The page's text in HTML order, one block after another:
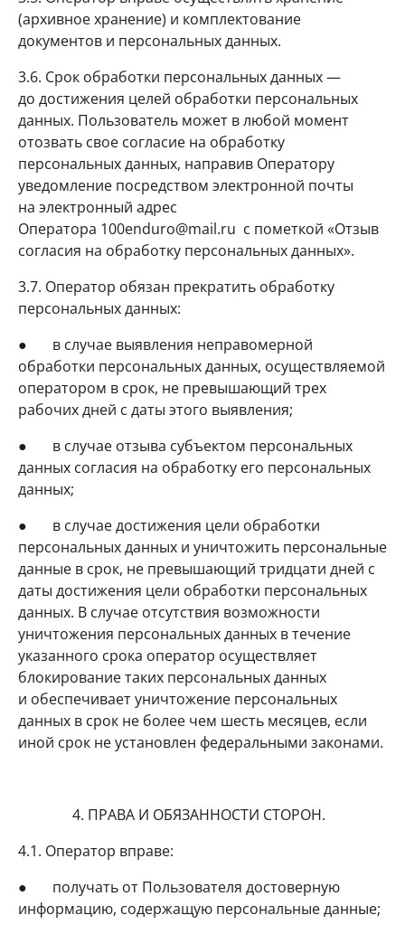
(архивное хранение) и комплектование
документов и персональных данных.
3.6. Срок обработки персональных данных —
до достижения целей обработки персональных
данных. Пользователь может в любой момент
отозвать свое согласие на обработку
персональных данных, направив Оператору
уведомление посредством электронной почты
на электронный адрес
Оператора 100enduro@mail.ru с пометкой «Отзыв
согласия на обработку персональных данных».
3.7. Оператор обязан прекратить обработку
персональных данных:
● в случае выявления неправомерной
обработки персональных данных, осуществляемой
оператором в срок, не превышающий трех
рабочих дней с даты этого выявления;
● в случае отзыва субъектом персональных
данных согласия на обработку его персональных
данных;
● в случае достижения цели обработки
персональных данных и уничтожить персональные
данные в срок, не превышающий тридцати дней с
даты достижения цели обработки персональных
данных. В случае отсутствия возможности
уничтожения персональных данных в течение
указанного срока оператор осуществляет
блокирование таких персональных данных
и обеспечивает уничтожение персональных
данных в срок не более чем шесть месяцев, если
иной срок не установлен федеральными законами.
4. ПРАВА И ОБЯЗАННОСТИ СТОРОН.
4.1. Оператор вправе:
● получать от Пользователя достоверную
информацию, содержащую персональные данные;